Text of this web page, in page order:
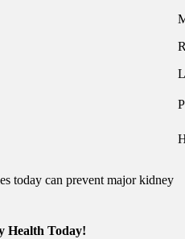
today can prevent major kidney
Health Today!